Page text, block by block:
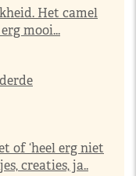
Het camel
mooi...
of ‘heel erg niet
creaties, ja..